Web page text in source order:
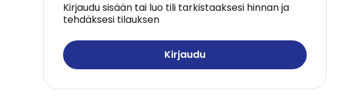
Kirjaudu sisään tai luo tili tarkistaaksesi hinnan ja
tehdäksesi tilauksen
Kirjaudu